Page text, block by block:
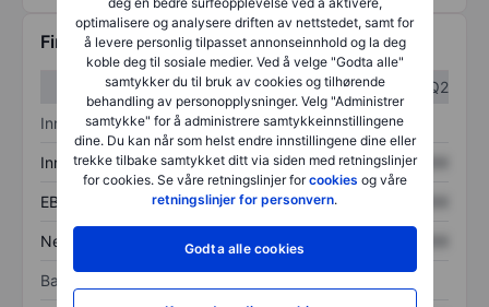
optimalisere og analysere driften av nettstedet, samt for
å levere personlig tilpasset annonseinnhold og la deg
koble deg til sosiale medier. Ved å velge "Godta alle"
samtykker du til bruk av cookies og tilhørende
behandling av personopplysninger. Velg "Administrer
samtykke" for å administrere samtykkeinnstillingene
dine. Du kan når som helst endre innstillingene dine eller
trekke tilbake samtykket ditt via siden med retningslinjer
for cookies. Se våre retningslinjer forcookies og våre
retningslinjer for personvern.
Godta alle cookies
Finansiell informasjon
Q1
Q2
Inntektsoversikt
Inntekter XXXXXXX XXXXXXX
EBITDA XXXXXXX
Nettoinntekt XXXXXXX
Balanse